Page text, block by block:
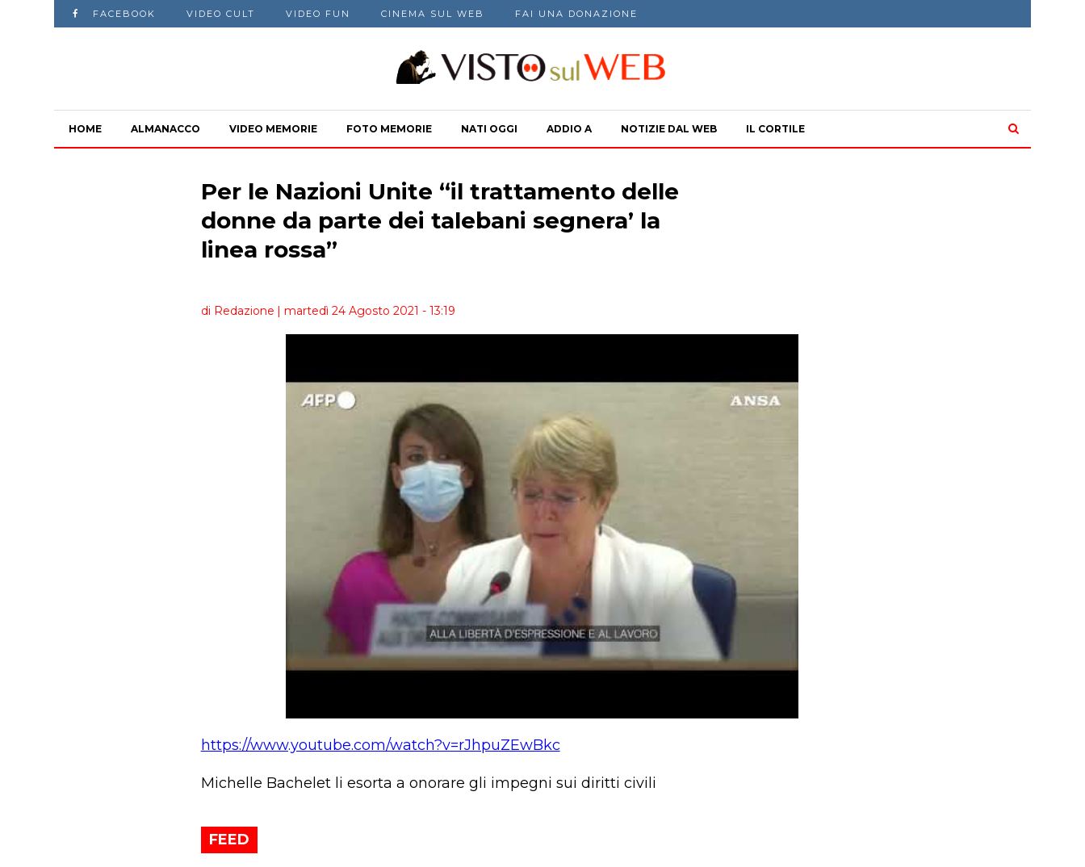
FACEBOOK VIDEO CULT VIDEO FUN CINEMA SUL WEB FAI UNA DONAZIONE
HOME ALMANACCO VIDEO MEMORIE FOTO MEMORIE NATI OGGI ADDIO A NOTIZIE DAL WEB IL CORTILE
Per le Nazioni Unite “il trattamento delle
donne da parte dei talebani segnera’ la
linea rossa”
di Redazione | martedì 24 Agosto 2021 - 13:19
https://www.youtube.com/watch?v=rJhpuZEwBkc
Michelle Bachelet li esorta a onorare gli impegni sui diritti civili
FEED